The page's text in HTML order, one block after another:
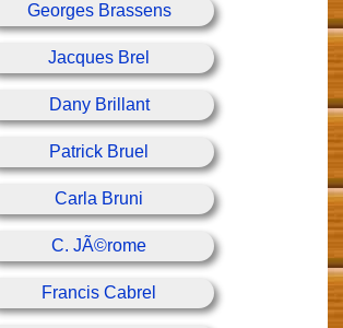
Georges Brassens
Jacques Brel
Dany Brillant
Patrick Bruel
Carla Bruni
C. JÃ©rome
Francis Cabrel